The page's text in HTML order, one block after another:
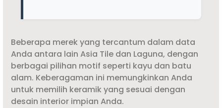
Beberapa merek yang tercantum dalam data
Anda antara lain Asia Tile dan Laguna, dengan
berbagai pilihan motif seperti kayu dan batu
alam. Keberagaman ini memungkinkan Anda
untuk memilih keramik yang sesuai dengan
desain interior impian Anda.